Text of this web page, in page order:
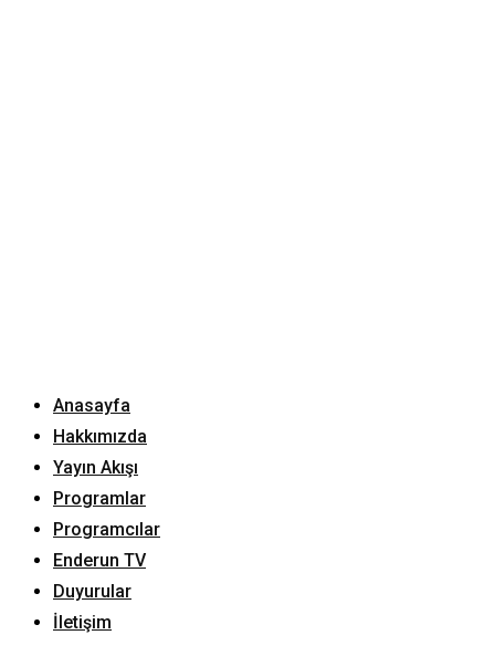
Anasayfa
Hakkımızda
Yayın Akışı
Programlar
Programcılar
Enderun TV
Duyurular
İletişim